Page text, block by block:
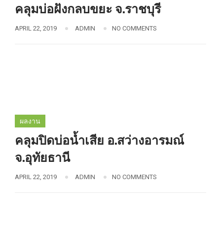
คลุมบ่อฝังกลบขยะ จ.ราชบุรี
APRIL 22, 2019 ADMIN NO COMMENTS
ผลงาน
คลุมปิดบ่อน้ำเสีย อ.สว่างอารมณ์
จ.อุทัยธานี
APRIL 22, 2019 ADMIN NO COMMENTS